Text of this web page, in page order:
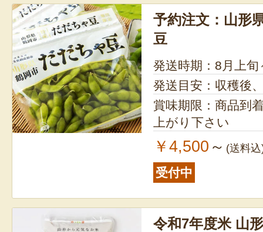
予約注文：山形
豆
発送時期：8月上旬
発送目安：収穫後
賞味期限：商品到
上がり下さい
￥4,500 ～ (送料
受付中
令和7年度米 山